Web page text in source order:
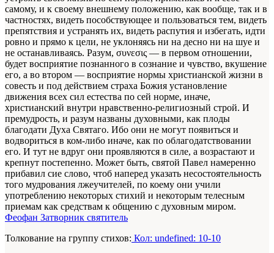
самому, и к своему внешнему положению, как вообще, так и в
частностях, видеть пособствующее и пользоваться тем, видеть
препятствия и устранять их, видеть распутия и избегать, идти
ровно и прямо к цели, не уклоняясь ни на десно ни на шуе и
не останавливаясь. Разум, συνεσις — в первом отношении,
будет восприятие познанного в сознание и чувство, вкушение
его, а во втором — восприятие нормы христианской жизни в
совесть и под действием страха Божия установление
движения всех сил естества по сей норме, иначе,
христианский внутри нравственно-религиозный строй. И
премудрость, и разум названы духовными, как плоды
благодати Духа Святаго. Ибо они не могут появиться и
водвориться в ком-либо иначе, как по облагодатствовании
его. И тут не вдруг они проявляются в силе, а возрастают и
крепнут постепенно. Может быть, святой Павел намеренно
прибавил сие слово, чтоб наперед указать несостоятельность
того мудрования лжеучителей, по коему они учили
употреблению некоторых стихий и некоторым телесным
приемам как средствам к общению с духовным миром.
Феофан Затворник святитель
Толкование на группу стихов: Кол: undefined: 10-10